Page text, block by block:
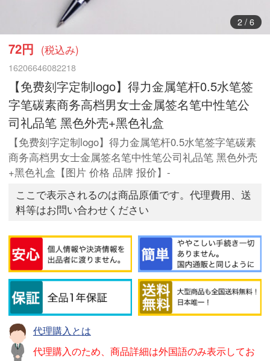
2/ 6
72円 (税込み)
16206646082218
【免费刻字定制logo】得力金属笔杆0.5水笔签
字笔碳素商务高档男女士金属签名笔中性笔公
司礼品笔 黑色外壳+黑色礼盒
【免费刻字定制logo】得力金属笔杆0.5水笔签字笔碳素
商务高档男女士金属签名笔中性笔公司礼品笔 黑色外壳
+黑色礼盒【图片 价格 品牌 报价】-
ここで表示されるのは商品原価です。代理費用、送
料等はお問い合わせください
代理購入とは
代理購入のため、商品詳細は外国語のみ表示してお